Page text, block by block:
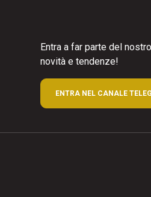
Entra a far parte del
novità e tendenze!
ENTRA NEL CANALE